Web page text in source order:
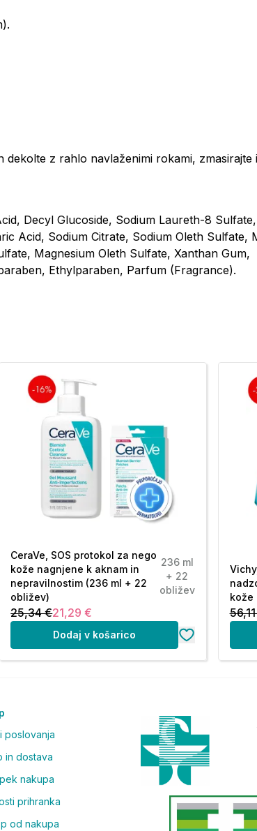
z rahlo navlaženimi rokami, zmasirajte
Decyl Glucoside, Sodium Laureth-8
Acid, Sodium Citrate, Sodium Oleth Sulfate,
Magnesium Oleth Sulfate, Xanthan Gum,
Ethylparaben, Parfum (Fragrance).
CeraVe, SOS protokol za nego
kože nagnjene k aknam in
nepravilnostim (236 ml + 22
obližev)
236 ml
+ 22
obližev
25,34 €21,29 €
Dodaj v košarico
kože
poslovanja
in dostava
nakupa
prihranka
od nakupa